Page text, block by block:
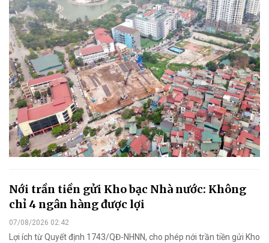
Nới trần tiền gửi Kho bạc Nhà nước: Không
chỉ 4 ngân hàng được lợi
07/08/2026 02:42
Lợi ích từ Quyết định 1743/QĐ-NHNN, cho phép nới trần tiền gửi Kho